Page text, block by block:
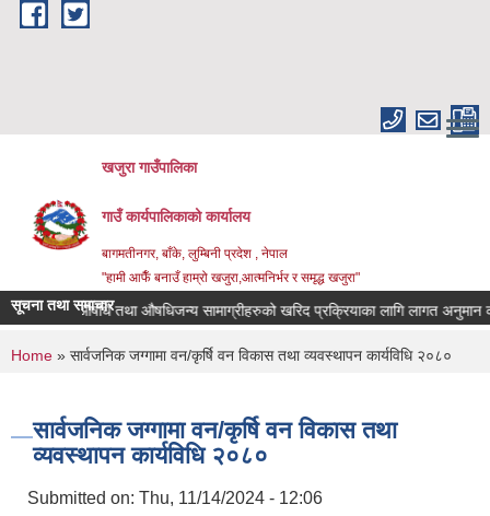
Skip to main content
खजुरा गाउँपालिका
गाउँ कार्यपालिकाको कार्यालय
बागमतीनगर, बाँके, लुम्बिनी प्रदेश , नेपाल
"हामी आफैँ बनाउँ हाम्रो खजुरा,आत्मनिर्भर र समृद्ध खजुरा"
सूचना तथा समाचारऔषधि तथा औषधिजन्य सामाग्रीहरुको खरिद प्रक्रियाका लागि लागत अनुमान
You are here
Home » सार्वजनिक जग्गामा वन/कृर्षि वन विकास तथा व्यवस्थापन कार्यविधि २०८०
सार्वजनिक जग्गामा वन/कृर्षि वन विकास तथा
व्यवस्थापन कार्यविधि २०८०
Submitted on: Thu, 11/14/2024 - 12:06